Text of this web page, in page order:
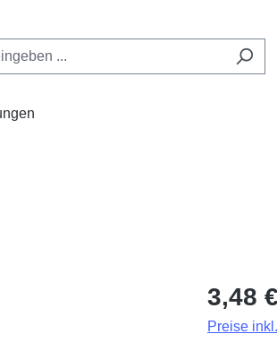
Regulärer
3,48 €
Preise